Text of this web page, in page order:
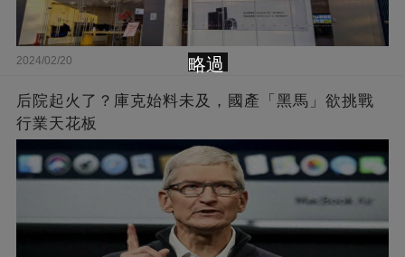
2024/02/20
后院起火了？庫克始料未及，國產「黑馬」欲挑戰
行業天花板
略過